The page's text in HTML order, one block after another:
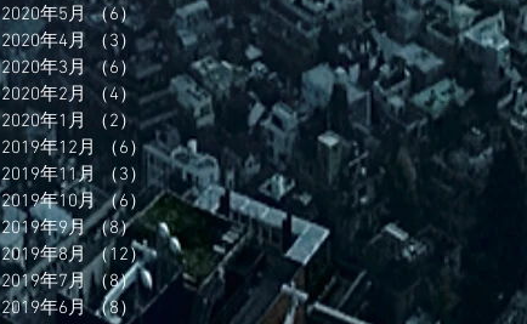
2020年5月 （6） 6件の記事
2020年4月
（3）3件の記事
2020年3月 （6）6件の記事
2020年2月
（4） 4件の記事
2020年1月
（2） 2件の記事
2019年12月
（6）6件の記事
2019年11月 （3）
3件の記事
2019年10月 （6）6件の記事
2019年9月 （8）8件の記事
2019年8月 （12）12件の記事
2019年7月 （8）8件の記事
2019年6月 （8）8件の記事